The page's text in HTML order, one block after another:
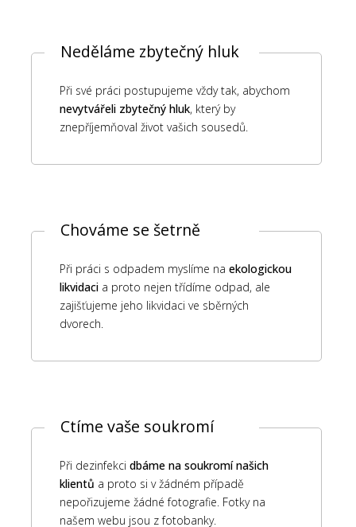
Neděláme zbytečný hluk
Při své práci postupujeme vždy tak, abychom
nevytvářeli zbytečný hluk, který by
znepříjemňoval život vašich sousedů.
Chováme se šetrně
Při práci s odpadem myslíme na ekologickou
likvidacia proto nejen třídíme odpad, ale
zajišťujeme jeho likvidaci ve sběrných
dvorech.
Ctíme vaše soukromí
Při dezinfekci dbáme na soukromí našich
klientů a proto si v žádném případě
nepořizujeme žádné fotografie. Fotky na
našem webu jsou z fotobanky.